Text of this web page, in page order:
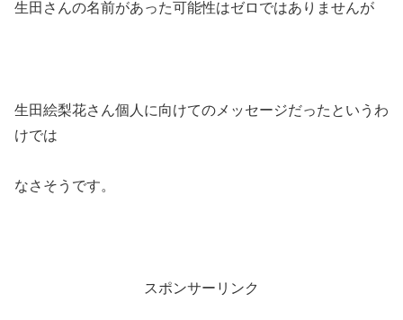
生田さんの名前があった可能性はゼロではありませんが
生田絵梨花さん個人に向けてのメッセージだったというわ
けでは
なさそうです。
スポンサーリンク